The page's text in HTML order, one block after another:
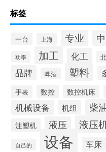
标签
一台 上海 专业
功率 加工 化工
品牌 啤酒 塑料
手表 数控 数控机床
机械设备 机组 柴
注塑机
液压 液压
自己的 设备 车床